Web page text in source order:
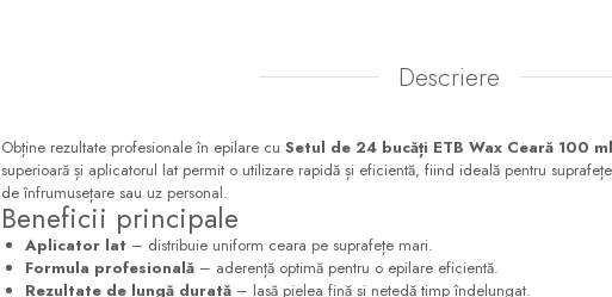
Descriere
Obține rezultate profesionale în epilare cu Setul de 24 bucăți ETB Wax Ceară 100
superioară și aplicatorul lat permit o utilizare rapidă și eficientă, fiind ideală pentru
de înfrumusețare sau uz personal.
Beneficii principale
Aplicator lat – distribuie uniform ceara pe suprafețe mari.
Formula profesională – aderență optimă pentru o epilare eficientă.
Rezultate de lungă durată – lasă pielea fină și netedă timp îndelungat.